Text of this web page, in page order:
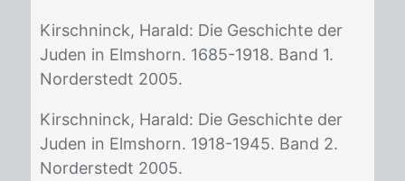
Kir­sch­ninck, Ha­rald: Die Ge­schich­te der
Ju­den in Elms­horn. 1685-1918. Band 1.
Nor­der­stedt 2005.
Kir­sch­ninck, Ha­rald: Die Ge­schich­te der
Ju­den in Elms­horn. 1918-1945. Band 2.
Nor­der­stedt 2005.